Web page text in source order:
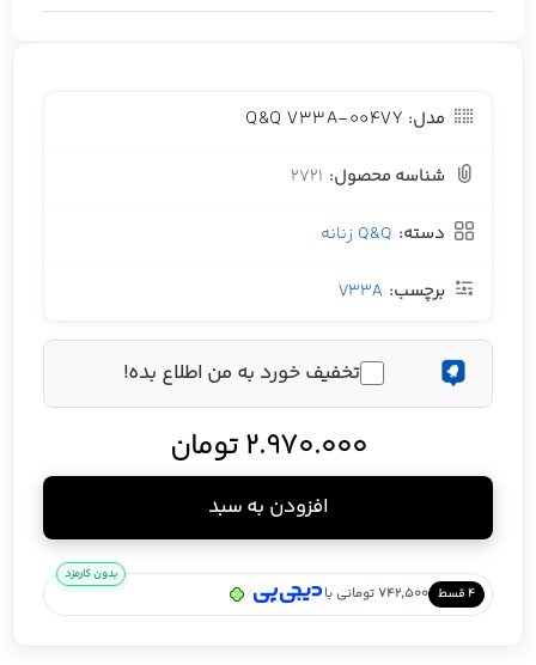
مدل: Q&Q V33A-004VY
شناسه محصول: 2721
دسته: Q&Q زنانه
برچسب: V33A
تخفیف خورد به من اطلاع بده!
2.970.000 تومان
افزودن به سبد
۴ قسط 742,500 تومانی با /
بدون کارمزد